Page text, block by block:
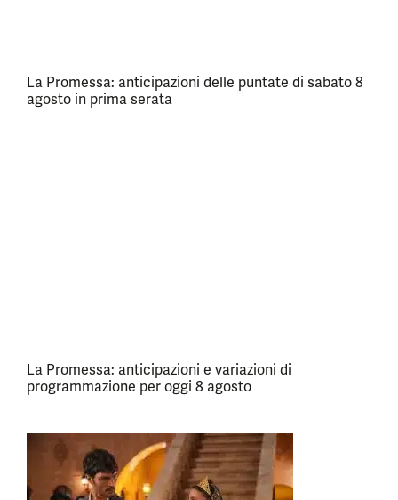
La Promessa: anticipazioni delle puntate di sabato 8
agosto in prima serata
La Promessa: anticipazioni e variazioni di
programmazione per oggi 8 agosto